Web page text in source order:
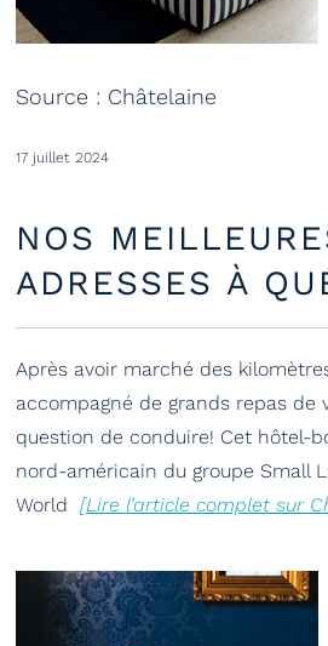
Source : Châtelaine
17 juillet 2024
NOS
ADRESSES À
Après avoir marché des
accompagné de grands repas de
question de conduire! Cet hôtel-
nord-américain du groupe Small
World [Lire l’article complet sur